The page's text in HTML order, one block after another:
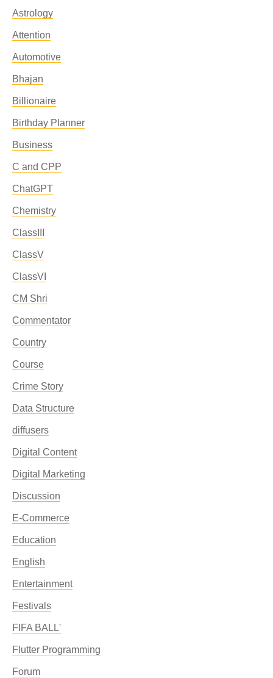
Astrology
Attention
Automotive
Bhajan
Billionaire
Birthday Planner
Business
C and CPP
ChatGPT
Chemistry
ClassIII
ClassV
ClassVI
CM Shri
Commentator
Country
Course
Crime Story
Data Structure
diffusers
Digital Content
Digital Marketing
Discussion
E-Commerce
Education
English
Entertainment
Festivals
FIFA BALL'
Flutter Programming
Forum